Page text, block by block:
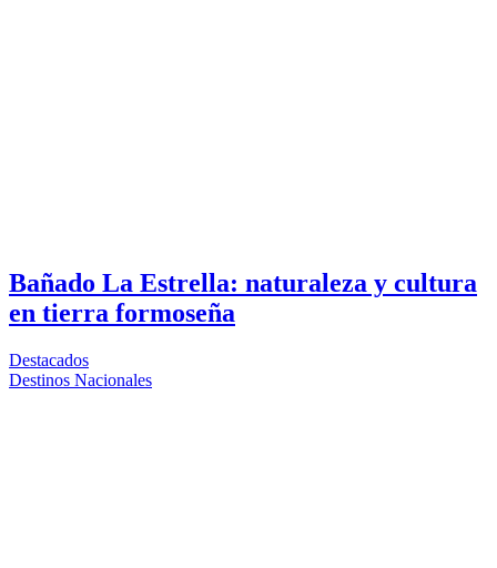
Bañado La Estrella: naturaleza y cultura
en tierra formoseña
Destacados
Destinos Nacionales